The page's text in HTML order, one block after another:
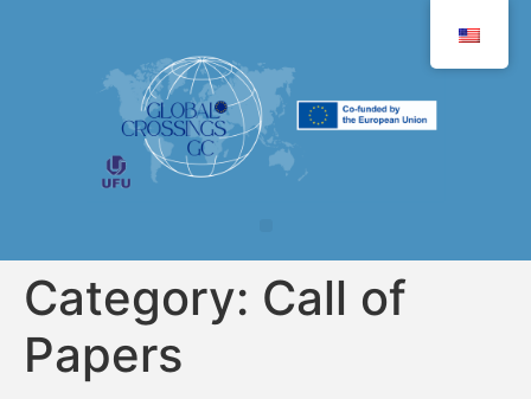
Category: Call of
Papers